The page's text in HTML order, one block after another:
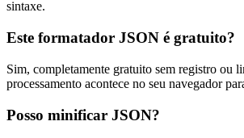
sintaxe.
Este formatador JSON é gratuito?
Sim, completamente gratuito sem registro ou
processamento acontece no seu navegador
Posso minificar JSON?